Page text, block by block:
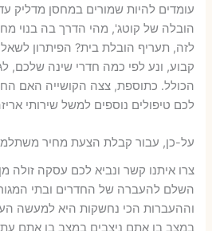
עומדים להיות שמורים במחסן מדליק
הובלה של קוטג', מהי הדרך בה בנוי
לזה, תעריף הובלת בית? הפיתרון
קבוע, ונע לפי כמה חדרי שינה שלכם,
הכולל. כתוספת, צצה הקושייה האם
לכם טיפולים נוספים למשל שירותי
על-כן, עבור קבלת הצעת מחיר
צרו איתנו קשר ונביא לכם עסקה זולה
השלם להעברה של החדרים ובתי
וההעברות הכי נחשקות היא למעשה
במצב בו אתם ניצבים במצב בו אתם